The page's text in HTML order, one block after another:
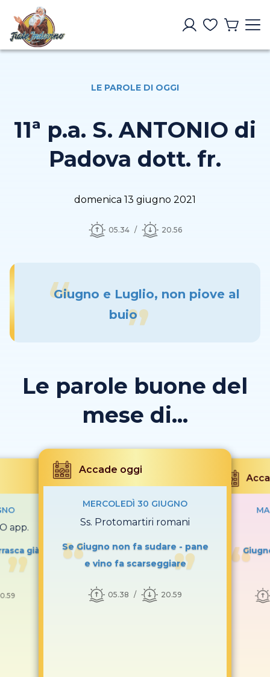
LE PAROLE DI OGGI
11ª p.a. S. ANTONIO di
Padova dott. fr.
domenica 13 giugno 2021
05.34 20.56
Giugno e Luglio, non piove al
buio
Le parole buone del
mese di...
app.
già
Accade oggi
MERCOLEDÌ 30 GIUGNO
Ss. Protomartiri romani
Se Giugno non fa sudare - pane
e vino fa scarseggiare
05.38 20.59